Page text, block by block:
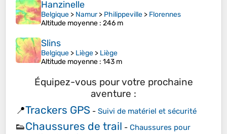
Hanzinelle
Belgique > Namur> Philippeville > Florennes
Altitude moyenne : 246 m
Slins
Belgique > Liège > Liège
Altitude moyenne : 143 m
Équipez-vous pour votre prochaine
aventure :
📍Trackers GPS - Suivi de matériel et sécurité
👟Chaussures de trail - Chaussures pour